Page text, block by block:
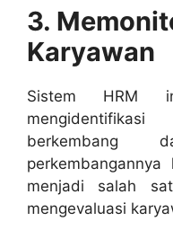
3.
Karyawan
Sistem HRM
berkembang
menjadi salah
mengevaluasi